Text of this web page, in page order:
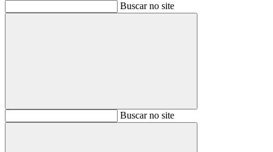
Buscar no site
BuscarBuscar no site